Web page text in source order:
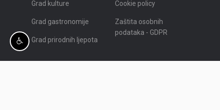
Grad kulture
Grad gastronomije
Grad prirodnih ljepota
Cookie policy
Zaštita osobnih
podataka - GDPR